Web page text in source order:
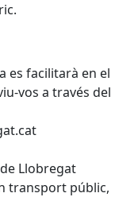
es facilitarà en el
vos a través del
Llobregat
transport públic,